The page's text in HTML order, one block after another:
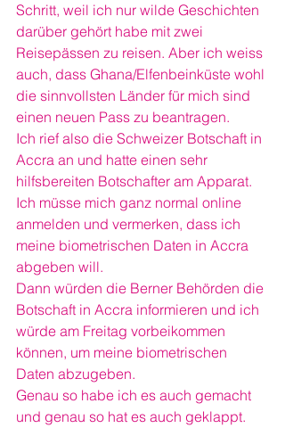
Schritt, weil ich nur wilde Geschichten
darüber gehört habe mit zwei
Reisepässen zu reisen. Aber ich weiss
auch, dass Ghana/Elfenbeinküste wohl
die sinnvollsten Länder für mich sind
einen neuen Pass zu beantragen.
Ich rief also die Schweizer Botschaft in
Accra an und hatte einen sehr
hilfsbereiten Botschafter am Apparat.
Ich müsse mich ganz normal online
anmelden und vermerken, dass ich
meine biometrischen Daten in Accra
abgeben will.
Dann würden die Berner Behörden die
Botschaft in Accra informieren und ich
würde am Freitag vorbeikommen
können, um meine biometrischen
Daten abzugeben.
Genau so habe ich es auch gemacht
und genau so hat es auch geklappt.